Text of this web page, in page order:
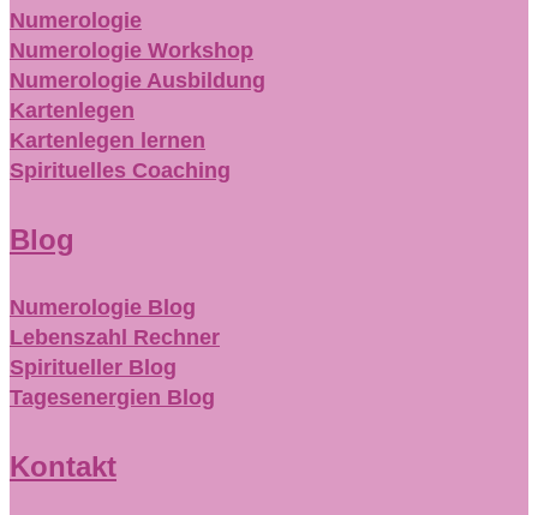
Numerologie
Numerologie Workshop
Numerologie Ausbildung
Kartenlegen
Kartenlegen lernen
Spirituelles Coaching
Blog
Numerologie Blog
Lebenszahl Rechner
Spiritueller Blog
Tagesenergien Blog
Kontakt